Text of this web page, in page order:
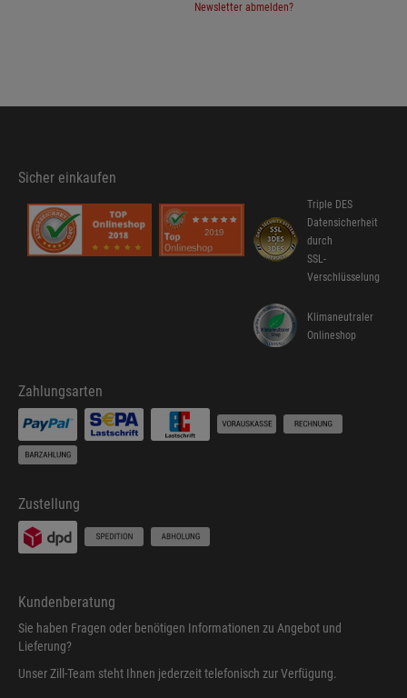
Newsletter abmelden?
Sicher einkaufen
Triple DES
Datensicherheit
durch
SSL-
Verschlüsselung
Klimaneutraler
Onlineshop
Zahlungsarten
Zustellung
Kundenberatung
Sie haben Fragen oder benötigen Informationen zu Angebot und
Lieferung?
Unser Zill-Team steht Ihnen jederzeit telefonisch zur Verfügung.